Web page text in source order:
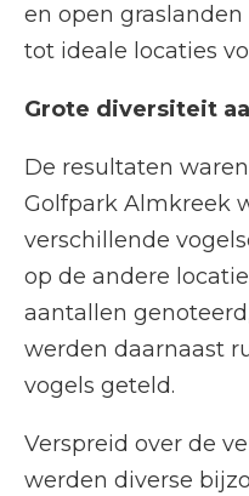
en open
tot ideale locaties
Grote diversiteit
De resultaten
Golfpark Almkreek
verschillende
op de andere
aantallen
werden daarnaast
vogels geteld.
Verspreid over de
werden diverse